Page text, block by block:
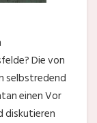
Die von
selbstredend
einen Vor
diskutieren